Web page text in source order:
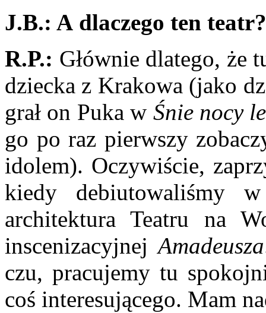
J.B.: A dlaczego ten teatr?
R.P.: Głównie dlatego, że
dziecka z Krakowa (jako
grał on Puka w Śnie nocy
go po raz pierwszy
idolem). Oczywiś­cie,
kiedy debiutowaliśmy
architektura Teatru na
inscenizacyjnejAmadeusza
czu, pracujemy tu
coś interesującego. Mam